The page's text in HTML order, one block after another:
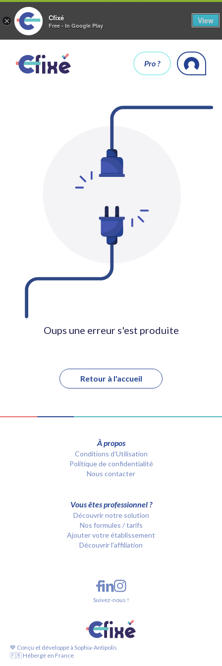
× Cfixé
Free - In Google Play
View
Pro ?
Oups une erreur s'est produite
Retour à l'accueil
À propos
Conditions d’Utilisation
Politique de confidentialité
Nous contacter
Vous êtes professionnel ?
Découvrir notre solution
Nos formules / tarifs
Ajouter votre établissement
Découvrir l'affiliation
💙 Conçu et développé à Sophia-Antipolis
🇫🇷 Hébergé en France
Suivez-nous !